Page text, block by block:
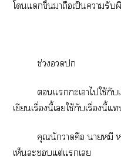
โแขึ้นาถือเป็นารั
ช่วง
แะเาไใช้กั
เขียนเรื่องนี้เใช้กับเรื่องนี้แ
คุณนักาคือ าหมี
เห็นะแต่แเ